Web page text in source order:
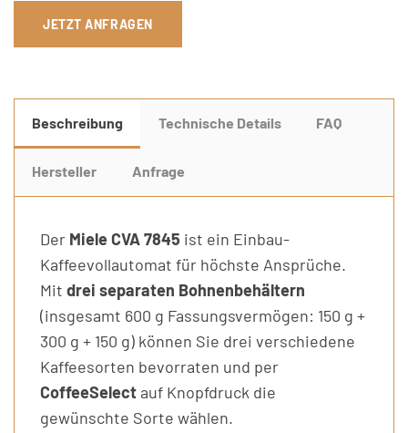
JETZT ANFRAGEN
Beschreibung Technische Details FAQ
Hersteller Anfrage
Der Miele CVA 7845 ist ein Einbau-
Kaffeevollautomat für höchste Ansprüche.
Mit drei separaten Bohnenbehältern
(insgesamt 600 g Fassungsvermögen: 150 g +
300 g + 150 g) können Sie drei verschiedene
Kaffeesorten bevorraten und per
CoffeeSelect auf Knopfdruck die
gewünschte Sorte wählen.